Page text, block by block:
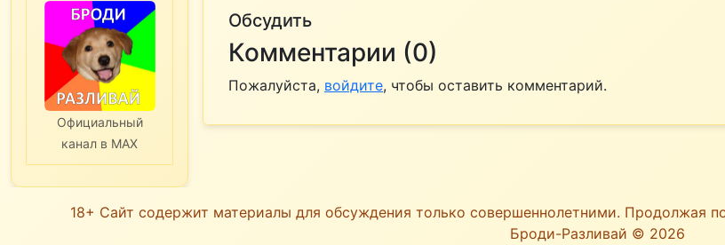
Официальный
канал в MAX
Обсудить
Комментарии (0)
Пожалуйста, войдите, чтобы оставить комментарий.
18+ Сайт содержит материалы для обсуждения только совершеннолетними. Продолжая
Броди-Разливай © 2026